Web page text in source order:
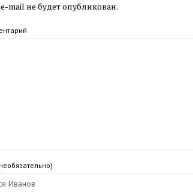
mail не будет опубликован.